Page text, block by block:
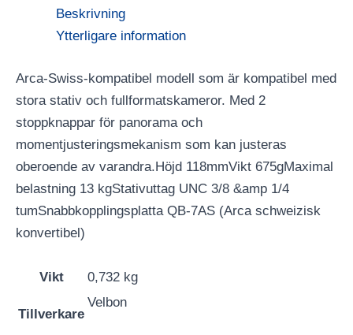
Beskrivning
Ytterligare information
Arca-Swiss-kompatibel modell som är kompatibel med
stora stativ och fullformatskameror. Med 2
stoppknappar för panorama och
momentjusteringsmekanism som kan justeras
oberoende av varandra.Höjd 118mmVikt 675gMaximal
belastning 13 kgStativuttag UNC 3/8 &amp 1/4
tumSnabbkopplingsplatta QB-7AS (Arca schweizisk
konvertibel)
Vikt 0,732 kg
Tillverkare
Velbon